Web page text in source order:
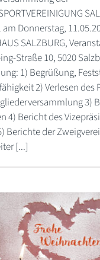
am Donnerstag,
SALZBURG,
Straße 10, 5020
1) Begrüßung,
2) Verlesen des
3)
4) Bericht des
Berichte der
[...]